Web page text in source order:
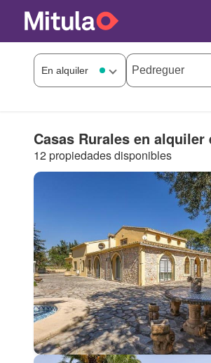
Casas Rurales en alquiler
12 propiedades disponibles